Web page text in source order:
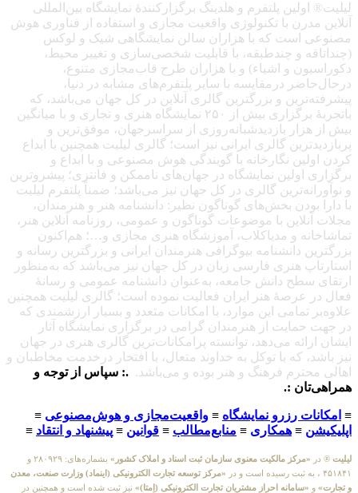
لیلیت® اولین پلتفرم و هلدینگ برگزارکنندهٔ نمایشگاه بین‌المللی
آنلاین مدرن با تکنولوژی واقعیت مجازی و استفاده از فناوری هوش
مصنوعی است که با هزاران سالن نمایشگاهی شیک و لوکس
(چنداتاقه و چندطبقه، با قابلیت شخصی‌سازی و تغییر محیط،
دکوراسیون و اشیاء) و با هزاران طرح قاب‌مجازی متنوع،
درحال‌حاضر درمقایسه با سایر پلتفرم‌های مشابه در دنیا،
پیشرفته‌ترین و بزرگترین گالری آنلاین در کل جهان می‌باشد، که
باتجربهٔ برگزاری بیش از ۲۵۰ نمایشگاه هنری و تجاری و با میانگین
بیش از هزار بازدیدشبانه‌روزی از سراسرجهان، موفق‌ترین و
پربازدیدترین گالری ایرانی نیز است؛ گالری لیلیت همچنین با ابداع
کردن اولین نگارخانه با گویندگی هوش مصنوعی و با ابداع و
برگزاری اولین نمایشگاه در جهان‌های ناممکن و فانتزی؛ پیشروترین
و نوآورانه‌ترین گالری در کل جهان نیز می‌باشد؛ ضمناً پلتفرم لیلیت
با دارا بودن بخش‌های گوناگون نظیر: دانشنامه هنر و هنرمندان،
مجلات آنلاین با موضوعات گوناگون و عمومی، روزنامه آنلاین هنر،
تماشاخانه و مدیاکلاب، آموزشگاه هنری مجازی و…؛ هم‌اکنون
بزرگترین دانشنامه بیوگرافی هنرمندان ایرانی و بزرگترین رسانه و
استارتاپ هنری فارسی زبان در کل جهان نیز می‌باشد که به‌منظور
ارتقای سطح دانش جامعه، به‌عنوان دانشنامه عمومی و رسانهٔ
فعال در عرصهٔ هنر ایران فعالیت نموده است؛ گالری لیلیت همچنین
علاوه‌بر تمامی این موارد، با امکانات متعدد و بسیار ارزشمندی که
در جهت حمایت از هنرمندان گرامی در برگزاری نمایشگاه آثار
ایشان ارائه می‌دهد، توانسته پرامکانات‌ترین گالری هنری در جهان
نیز باشد، که با توکل به خداوند متعال، با افتخار درخدمت مخاطبان و
اهالی محترم فرهنگ و هنر بوده و می‌باشد. .: سپاس از توجه و
همراهی‌تان :.
≡ امکانات رزرو نمایشگاه ≡ واقعیت‌مجازی و هوش‌مصنوعی ≡
اپلیکیشن ≡ همکاری ≡ منابع‌مطالب ≡ قوانین ≡ پیشنهاد و انتقاد ≡
لیلیت ® در «مرکز مالکیت معنوی سازمان ثبت اسناد و املاک کشور»
بشماره‌های: ۲۸۰۹۲۹ و
۴۵۱۸۴۱ ، به ثبت رسیده است و در
«مرکز توسعه تجارت الکترونیکی (اینماد) وزارت صنعت، معدن
و تجارت» و «سامانه احراز مشتریان تجارت الکترونیکی (اِمتا)» نیز ثبت شده است و همچنین در